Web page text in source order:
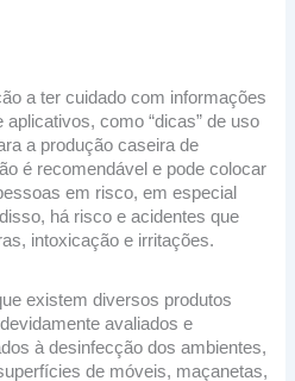
a ter cuidado com informações
como “dicas” de uso
a produção caseira de
é recomendável e pode colocar
em risco, em especial
há risco e acidentes que
intoxicação e irritações.
existem diversos produtos
avaliados e
à desinfecção dos ambientes,
de móveis, maçanetas,